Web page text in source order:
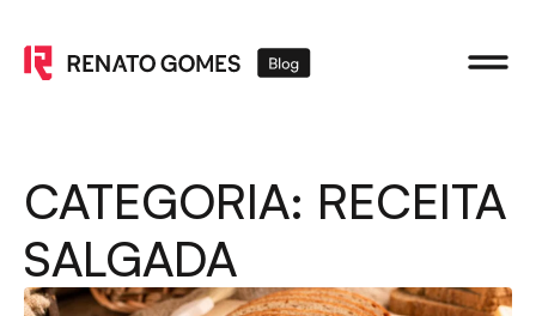
CATEGORIA: RECEITA
SALGADA